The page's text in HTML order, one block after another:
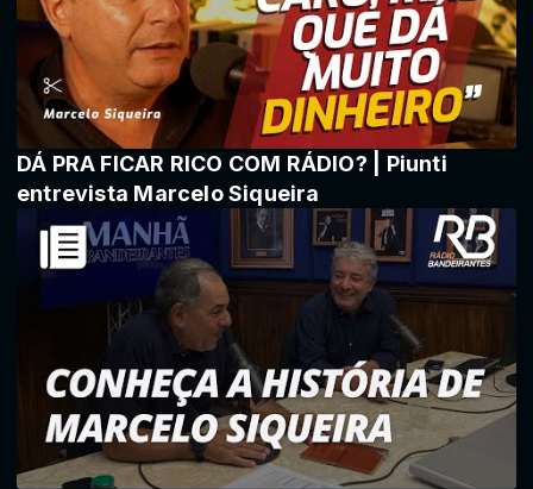
DÁ PRA FICAR RICO COM RÁDIO? | Piunti
entrevista Marcelo Siqueira